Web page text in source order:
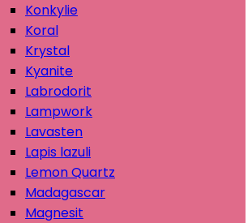
Konkylie
Koral
Krystal
Kyanite
Labrodorit
Lampwork
Lavasten
Lapis lazuli
Lemon Quartz
Madagascar
Magnesit